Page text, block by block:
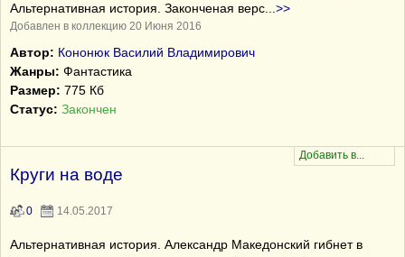
Альтернативная история. Законченая верс
>>
Добавлен в коллекцию 20 Июня 2016
Автор: Кононюк Василий Владимирович
Жанры: Фантастика
Размер: 775 Кб
Статус: Закончен
Круги на воде
0 14.05.2017
Альтернативная история. Александр Македонский гибнет в